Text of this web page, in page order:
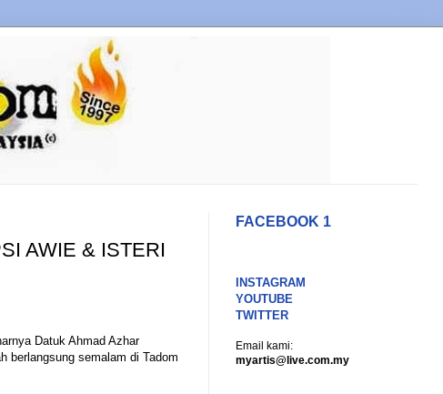
AWIE & ISTERI
Datuk Ahmad Azhar
berlangsung semalam di Tadom
FACEBOOK 1
INSTAGRAM
YOUTUBE
TWITTER
Email kami:
myartis@live.com.my